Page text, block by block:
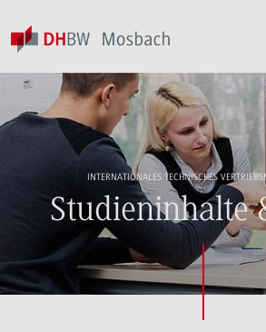
INTERNATIONALES TECHNISCHES
Studieninhalte